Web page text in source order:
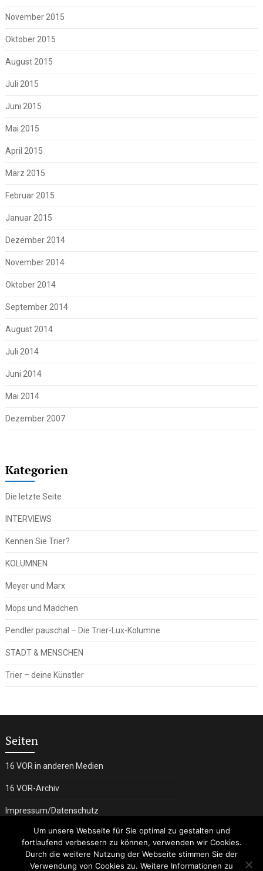
November 2015
Oktober 2015
August 2015
Juli 2015
Juni 2015
Mai 2015
April 2015
März 2015
Februar 2015
Januar 2015
Dezember 2014
November 2014
Oktober 2014
September 2014
August 2014
Juli 2014
Juni 2014
Mai 2014
Dezember 2007
Kategorien
Die letzte Seite
INTERVIEWS
Kennen Sie Trier?
KOLUMNEN
Meyer und Marx
Mops und Mädchen
Pendler pauschal – Die Trier-Lux-Kolumne
STADT & MENSCHEN
Trier – deine Künstler
Seiten
16 VOR in anderen Medien
16 VOR-Archiv
Impressum/Datenschutz
Um unsere Webseite für Sie optimal zu gestalten und
fortlaufend verbessern zu können, verwenden wir Cookies.
Durch die weitere Nutzung der Webseite stimmen Sie der
Verwendung von Cookies zu. Weitere Informationen zu